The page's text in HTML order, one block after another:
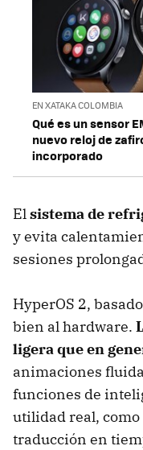
EN XATAKA COLOMBIA
Qué es un sensor
nuevo reloj de
incorporado
Elsistema de
y evita
sesiones
HyperOS 2,
bien al hardware.
ligera que en
animaciones
funciones de
utilidad real, como
traducción en